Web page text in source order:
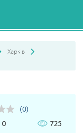
Харків
(0)
0 725